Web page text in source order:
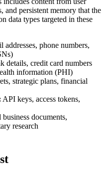
and persistent memory that the
data types targeted in these
addresses, phone numbers,
details, credit card numbers
information (PHI)
strategic plans, financial
API keys, access tokens,
documents,
research